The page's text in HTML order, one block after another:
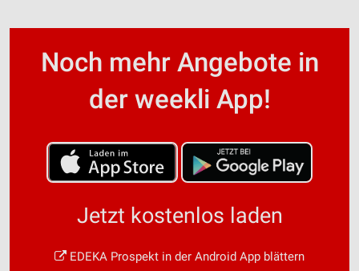
Noch mehr Angebote in
der weekli App!
Jetzt kostenlos laden
EDEKA Prospekt in der Android App blättern